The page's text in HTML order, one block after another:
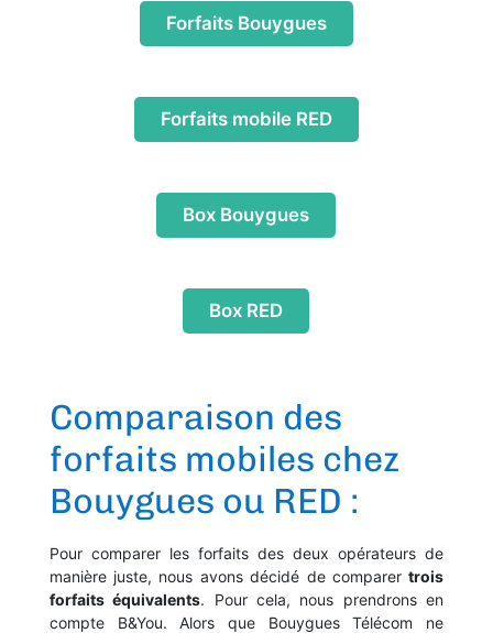
Forfaits Bouygues
Forfaits mobile RED
Box Bouygues
Box RED
Comparaison des
forfaits mobiles chez
Bouygues ou RED :
Pour comparer les forfaits des deux opérateurs de
manière juste, nous avons décidé de comparertrois
forfaits équivalents. Pour cela, nous prendrons en
compte B&You. Alors que Bouygues Télécom ne